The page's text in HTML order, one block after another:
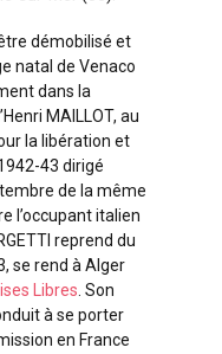
démobilisé et
natal de Venaco
dans la
MAILLOT, au
la libération et
43 dirigé
de la même
l’occupant italien
reprend du
se rend à Alger
Libres . Son
à se porter
en France